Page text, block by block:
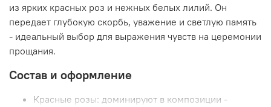
из ярких красных роз и нежных белых лилий. Он
передает глубокую скорбь, уважение и светлую память
- идеальный выбор для выражения чувств на церемонии
прощания.
Состав и оформление
Красные розы: доминируют в композиции -